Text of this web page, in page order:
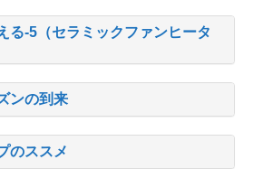
る-5（セラミックファンヒータ
ンの到来
のススメ